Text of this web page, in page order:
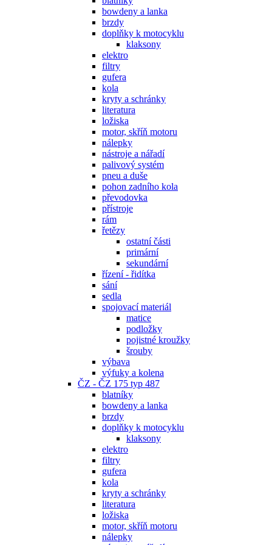
bowdeny a lanka
brzdy
doplňky k motocyklu
klaksony
elektro
filtry
gufera
kola
kryty a schránky
literatura
ložiska
motor, skříň motoru
nálepky
nástroje a nářadí
palivový systém
pneu a duše
pohon zadního kola
převodovka
přístroje
rám
řetězy
ostatní části
primární
sekundární
řízení - řidítka
sání
sedla
spojovací materiál
matice
podložky
pojistné kroužky
šrouby
výbava
výfuky a kolena
ČZ - ČZ 175 typ 487
blatníky
bowdeny a lanka
brzdy
doplňky k motocyklu
klaksony
elektro
filtry
gufera
kola
kryty a schránky
literatura
ložiska
motor, skříň motoru
nálepky